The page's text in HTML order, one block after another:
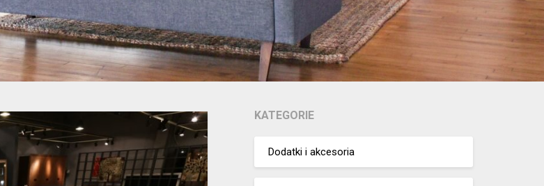
KATEGORIE
Dodatki i akcesoria